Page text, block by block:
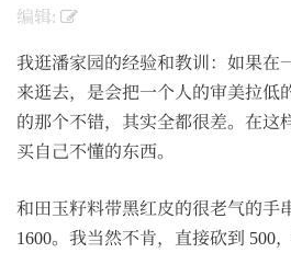
编辑:
我逛潘家园的经验和教训：如果在
来逛去，是会把一个人的审美拉低
的那个不错，其实全都很差。在这
买自己不懂的东西。
和田玉籽料带黑红皮的很老气的手
1600。我当然不肯，直接砍到 500